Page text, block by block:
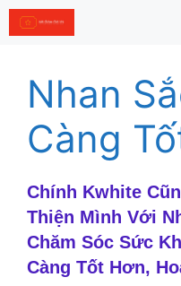
Skip
to
Nhan
Càng
Chính Kwhite
Thiện Mình Với
Chăm Sóc Sức
Càng Tốt Hơn,